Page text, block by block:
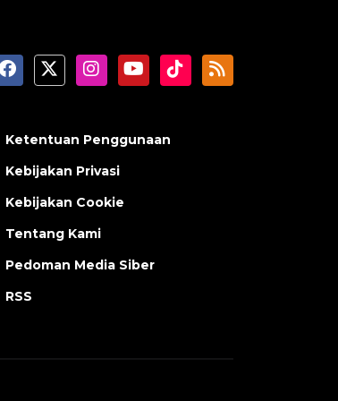
Ketentuan Penggunaan
Kebijakan Privasi
Kebijakan Cookie
Tentang Kami
Pedoman Media Siber
RSS